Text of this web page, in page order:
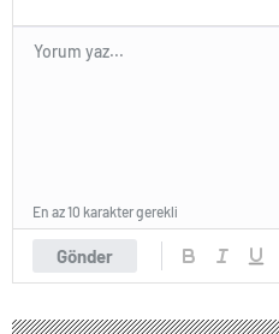
Gönder
En az 10 karakter gerekli